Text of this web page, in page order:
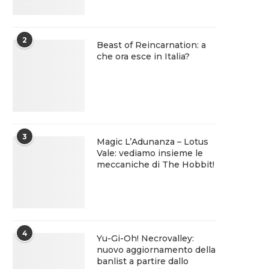
2
Beast of Reincarnation: a
che ora esce in Italia?
3
Magic L’Adunanza – Lotus
Vale: vediamo insieme le
meccaniche di The Hobbit!
4
Yu-Gi-Oh! Necrovalley:
nuovo aggiornamento della
banlist a partire dallo